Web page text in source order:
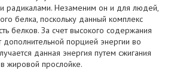
радикалами. Незаменим он и для людей,
белка, поскольку данный комплекс
белков. За счет высокого содержания
дополнительной порцией энергии во
данная энергия путем сжигания
жировой прослойке.